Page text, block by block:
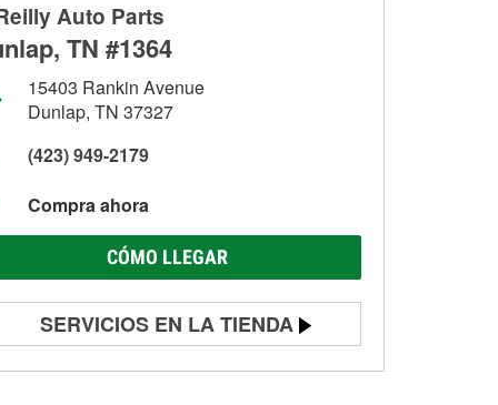
Auto Parts
TN #1364
15403 Rankin Avenue
Dunlap, TN 37327
(423) 949-2179
Compra ahora
CÓMO LLEGAR
SERVICIOS EN LA TIENDA
Prueba de batería